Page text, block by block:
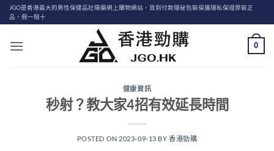
Skip
to
JGO是香港最大的男性保健品壯陽藥網上購物網站、貨到付款隱秘包裝保護隱私保證原裝正
品，假一賠十
0
健康資訊
秒射？教大家4招有效延長時間
POSTED ON 2023-09-13 BY香港勁購